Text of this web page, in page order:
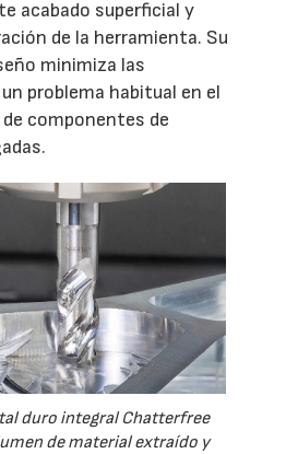
acabado superficial y
de la herramienta. Su
minimiza las
problema habitual en el
componentes de
duro integral Chatterfree
de material extraído y